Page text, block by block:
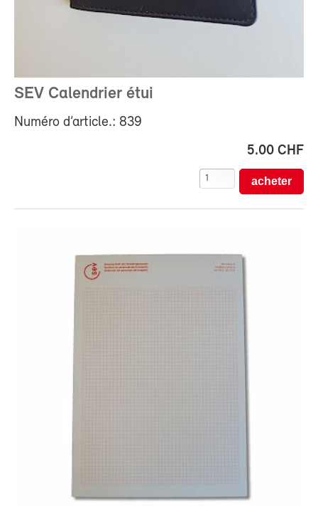
SEV Calendrier étui
Numéro d’article.: 839
5.00 CHF